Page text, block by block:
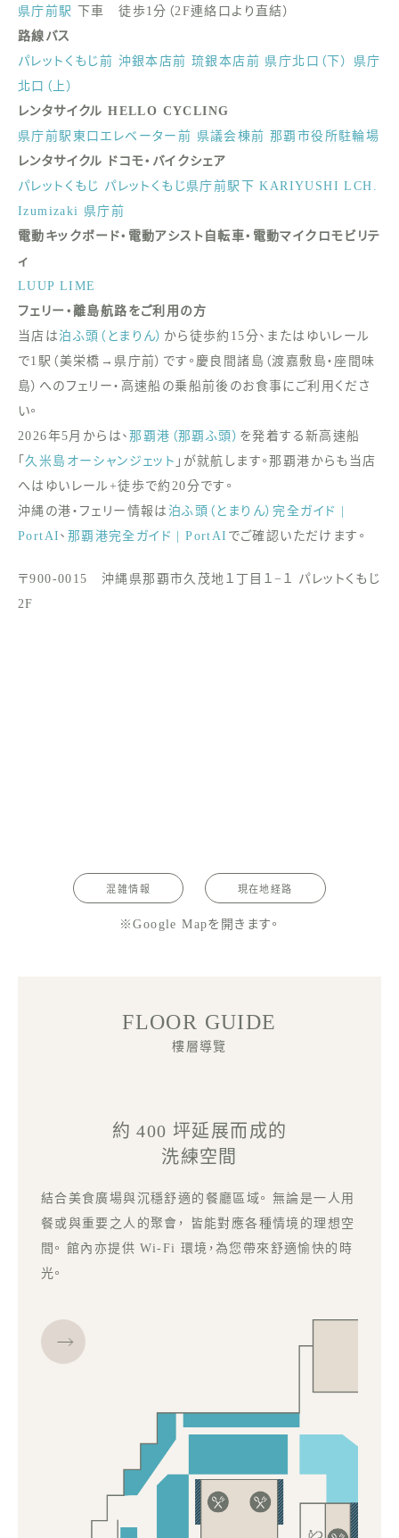
県庁前駅
下車 徒歩1分（2F連絡口より直結）
路線バス
パレットくもじ前 沖銀本店前 琉銀本店前 県庁北口（下）
県庁
北口（上）
レンタサイクル HELLO CYCLING
県庁前駅東口エレベーター前 県議会棟前 那覇市役所駐輪場
レンタサイクル ドコモ・バイクシェア
パレットくもじ
パレットくもじ県庁前駅下 KARIYUSHI LCH.
Izumizaki 県庁前
電動キックボード・電動アシスト自転車・電動マイクロモビリテ
ィ
LUUP LIME
フェリー・離島航路をご利用の方
当店は 泊ふ頭（とまりん） から徒歩約15分、またはゆいレール
で1駅（美栄橋→県庁前）です。慶良間諸島（渡嘉敷島・座間味
島）へのフェリー・高速船の乗船前後のお食事にご利用くださ
い。
2026年5月からは、那覇港（那覇ふ頭） を発着する新高速船
「久米島オーシャンジェット 」が就航します。那覇港からも当店
へはゆいレール+徒歩で約20分です。
沖縄の港・フェリー情報は 泊ふ頭（とまりん）完全ガイド |
PortAI 、 那覇港完全ガイド | PortAI でご確認いただけます。
〒900-0015 沖縄県那覇市久茂地１丁目１−１ パレットくもじ
2F
混雑情報 現在地経路
※Google Mapを開きます。
FLOOR GUIDE
樓層導覽
約 400 坪延展而成的
洗練空間
結合美食廣場與沉穩舒適的餐廳區域。 無論是一人用
餐或與重要之人的聚會， 皆能對應各種情境的理想空
間。 館內亦提供 Wi-Fi 環境，為您帶來舒適愉快的時
光。